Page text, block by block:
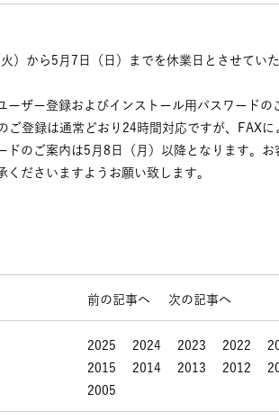
）から5月7日（日）までを休業日とさせてい
ーザー登録およびインストール用パスワードの
ご登録は通常どおり24時間対応ですが、FAX
ドのご案内は5月8日（月）以降となります。
くださいますようお願い致します。
前の記事へ 次の記事へ
2025 2024 2023 2022
2015
2014 2013 2012
2005